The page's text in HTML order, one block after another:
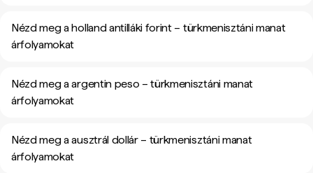
Nézd meg a holland antilláki forint – türkmenisztáni manat
árfolyamokat
Nézd meg a argentin peso – türkmenisztáni manat
árfolyamokat
Nézd meg a ausztrál dollár – türkmenisztáni manat
árfolyamokat